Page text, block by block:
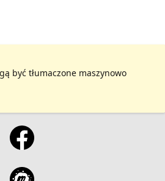
być tłumaczone maszynowo